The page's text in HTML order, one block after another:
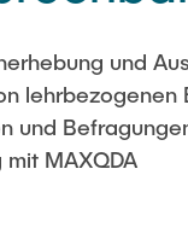
und
lehrbezogenen
und
MAXQDA